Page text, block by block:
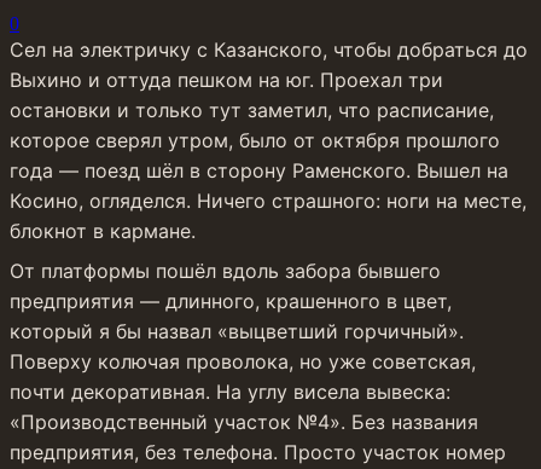
0
Сел на электричку с Казанского, чтобы добраться до
Выхино и оттуда пешком на юг. Проехал три
остановки и только тут заметил, что расписание,
которое сверял утром, было от октября прошлого
года — поезд шёл в сторону Раменского. Вышел на
Косино, огляделся. Ничего страшного: ноги на месте,
блокнот в кармане.
От платформы пошёл вдоль забора бывшего
предприятия — длинного, крашенного в цвет,
который я бы назвал «выцветший горчичный».
Поверху колючая проволока, но уже советская,
почти декоративная. На углу висела вывеска:
«Производственный участок №4». Без названия
предприятия, без телефона. Просто участок номер